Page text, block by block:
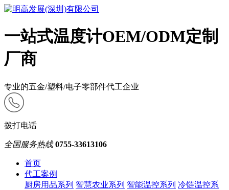
一站式温度计OEM/ODM定制
厂商
专业的五金/塑料/电子零部件代工企业
拨打电话
全国服务热线 0755-33613106
首页
代工案例
厨房用品系列 智慧农业系列 智能温控系列 冷链温控系